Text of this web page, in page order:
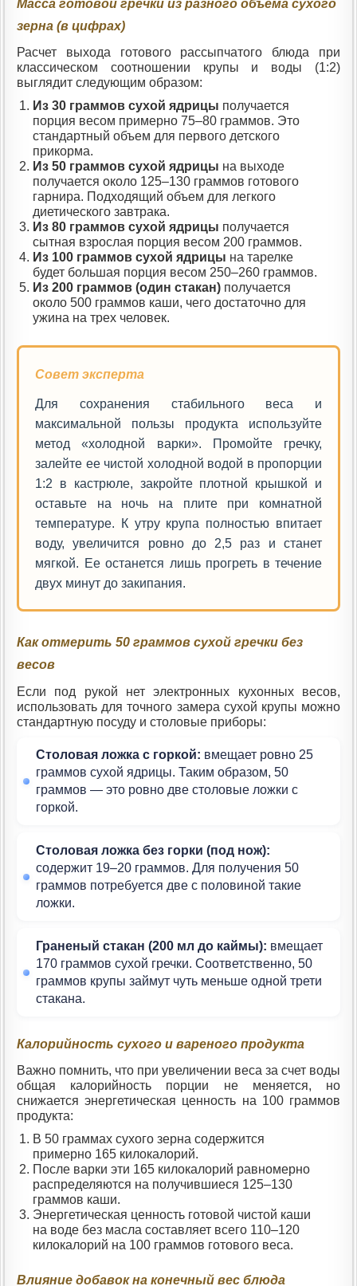
Масса готовой гречки из разного объема сухого
зерна (в цифрах)
Расчет выхода готового рассыпчатого блюда при
классическом соотношении крупы и воды (1:2)
выглядит следующим образом:
Из 30 граммов сухой ядрицы получается
порция весом примерно 75–80 граммов. Это
стандартный объем для первого детского
прикорма.
Из 50 граммов сухой ядрицы на выходе
получается около 125–130 граммов готового
гарнира. Подходящий объем для легкого
диетического завтрака.
Из 80 граммов сухой ядрицы получается
сытная взрослая порция весом 200 граммов.
Из 100 граммов сухой ядрицы на тарелке
будет большая порция весом 250–260 граммов.
Из 200 граммов (один стакан) получается
около 500 граммов каши, чего достаточно для
ужина на трех человек.
Совет эксперта
Для сохранения стабильного веса и
максимальной пользы продукта используйте
метод «холодной варки». Промойте гречку,
залейте ее чистой холодной водой в пропорции
1:2 в кастрюле, закройте плотной крышкой и
оставьте на ночь на плите при комнатной
температуре. К утру крупа полностью впитает
воду, увеличится ровно до 2,5 раз и станет
мягкой. Ее останется лишь прогреть в течение
двух минут до закипания.
Как отмерить 50 граммов сухой гречки без
весов
Если под рукой нет электронных кухонных весов,
использовать для точного замера сухой крупы можно
стандартную посуду и столовые приборы:
Столовая ложка с горкой: вмещает ровно 25
граммов сухой ядрицы. Таким образом, 50
граммов — это ровно две столовые ложки с
горкой.
Столовая ложка без горки (под нож):
содержит 19–20 граммов. Для получения 50
граммов потребуется две с половиной такие
ложки.
Граненый стакан (200 мл до каймы): вмещает
170 граммов сухой гречки. Соответственно, 50
граммов крупы займут чуть меньше одной трети
стакана.
Калорийность сухого и вареного продукта
Важно помнить, что при увеличении веса за счет воды
общая калорийность порции не меняется, но
снижается энергетическая ценность на 100 граммов
продукта:
В 50 граммах сухого зерна содержится
примерно 165 килокалорий.
После варки эти 165 килокалорий равномерно
распределяются на получившиеся 125–130
граммов каши.
Энергетическая ценность готовой чистой каши
на воде без масла составляет всего 110–120
килокалорий на 100 граммов готового веса.
Влияние добавок на конечный вес блюда